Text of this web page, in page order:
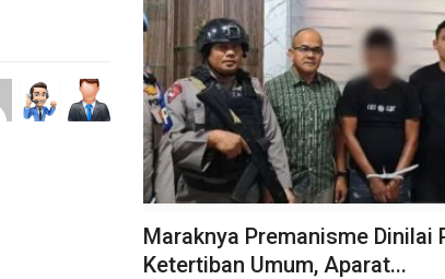
Maraknya Premanisme Dinilai
Ketertiban Umum, Aparat...